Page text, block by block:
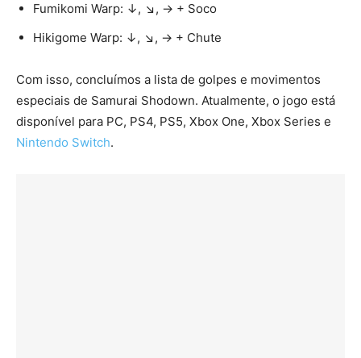
Fumikomi Warp: ↓, ↘, → + Soco
Hikigome Warp: ↓, ↘, → + Chute
Com isso, concluímos a lista de golpes e movimentos
especiais de Samurai Shodown. Atualmente, o jogo está
disponível para PC, PS4, PS5, Xbox One, Xbox Series e
Nintendo Switch.